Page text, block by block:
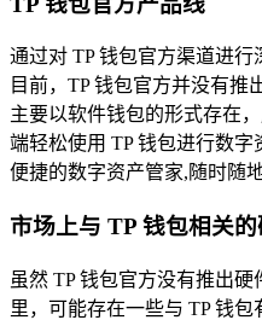
通过对 TP 钱包官方渠道进
目前，TP 钱包官方并没有推
主要以软件钱包的形式存在
端轻松使用 TP 钱包进行数
便捷的数字资产管家,随时随
市场上与 TP 钱包相关
虽然 TP 钱包官方没有推出
里，可能存在一些与 TP 钱包